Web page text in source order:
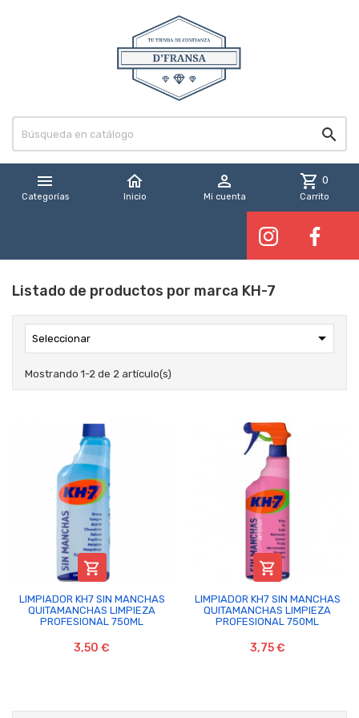


Categorías
home
Inicio

Mi cuenta
shopping_cart 0
Carrito
Listado de productos por marca KH-7
Seleccionar 
Mostrando 1-2 de 2 artículo(s)

LIMPIADOR KH7 SIN MANCHAS
QUITAMANCHAS LIMPIEZA
PROFESIONAL 750ML
3,50 €

LIMPIADOR KH7 SIN MANCHAS
QUITAMANCHAS LIMPIEZA
PROFESIONAL 750ML
3,75 €